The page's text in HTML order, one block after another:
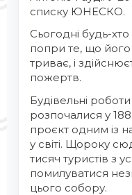
списку ЮНЕСКО.
Сьогодні будь-
попри те, що
триває, і
пожертв.
Будівельні
розпочалися у
проєкт одним із
у світі. Щороку
тисяч туристів з
помилуватися
цього собору.